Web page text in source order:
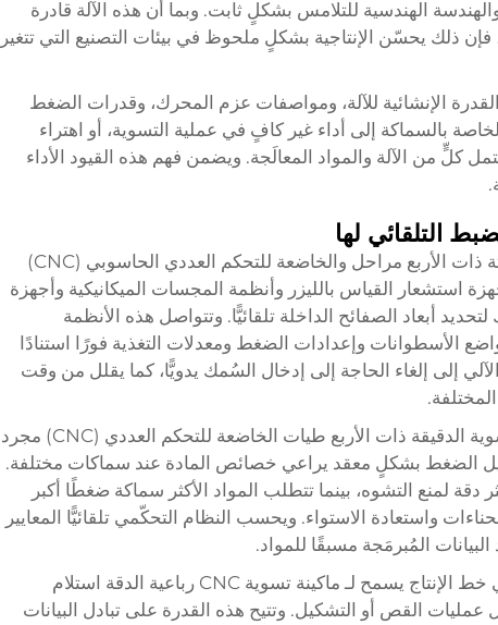
الهندسية للتلامس بشكلٍ ثابت. وبما أن هذه الآلة قادرة
ذلك يحسّن الإنتاجية بشكلٍ ملحوظ في بيئات التصنيع التي تتغير
الإنشائية للآلة، ومواصفات عزم المحرك، وقدرات الضغط
بالسماكة إلى أداء غير كافٍ في عملية التسوية، أو اهتراء
كلٍّ من الآلة والمواد المعالَجة. ويضمن فهم هذه القيود الأداء
التلقائي لها
تستخدم أنظمة آلات التسوية الدقيقة الحديثة ذات الأربع مراحل والخاضعة للتحكم العددي الحاسوبي (CNC)
استشعار القياس بالليزر وأنظمة المجسات الميكانيكية وأجهزة
أبعاد الصفائح الداخلة تلقائيًّا. وتتواصل هذه الأنظمة
الأسطوانات وإعدادات الضغط ومعدلات التغذية فورًا استنادًا
إلى إلغاء الحاجة إلى إدخال السُمك يدويًّا، كما يقلل من وقت
تتجاوز القدرة على الضبط التلقائي لآلة التسوية الدقيقة ذات الأربع طيات الخاضعة للتحكم العددي (CNC) مجرد
الضغط بشكلٍ معقد يراعي خصائص المادة عند سماكات مختلفة.
دقة لمنع التشوه، بينما تتطلب المواد الأكثر سماكة ضغطًا أكبر
واستعادة الاستواء. ويحسب النظام التحكّمي تلقائيًّا المعايير
المُبرمَجة مسبقًا للمواد.
خط الإنتاج يسمح لـ ماكينة تسوية CNC رباعية الدقة
استلام
القص أو التشكيل. وتتيح هذه القدرة على تبادل البيانات